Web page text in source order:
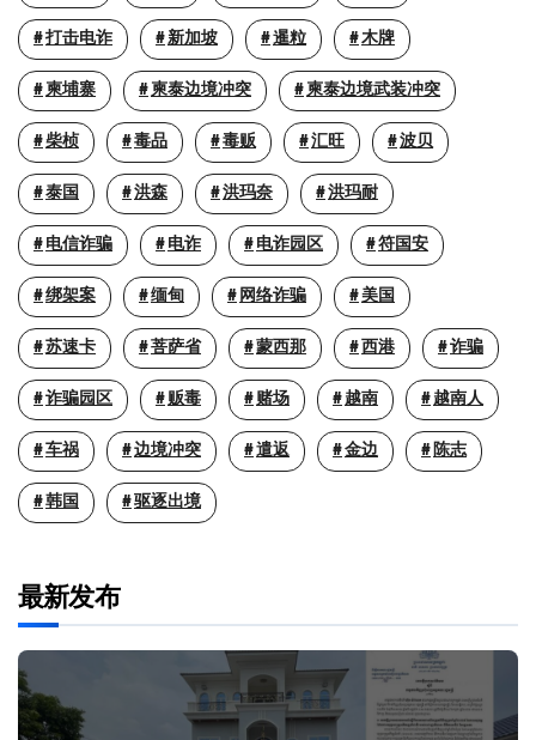
打击电诈 新加坡 暹粒 木牌
柬埔寨 柬泰边境冲突 柬泰边境武装冲突
柴桢 毒品 毒贩 汇旺 波贝
泰国 洪森 洪玛奈 洪玛耐
电信诈骗 电诈 电诈园区 符国安
绑架案 缅甸 网络诈骗 美国
苏速卡 菩萨省 蒙西那 西港 诈骗
诈骗园区 贩毒 赌场 越南 越南人
车祸 边境冲突 遣返 金边 陈志
韩国 驱逐出境
最新发布